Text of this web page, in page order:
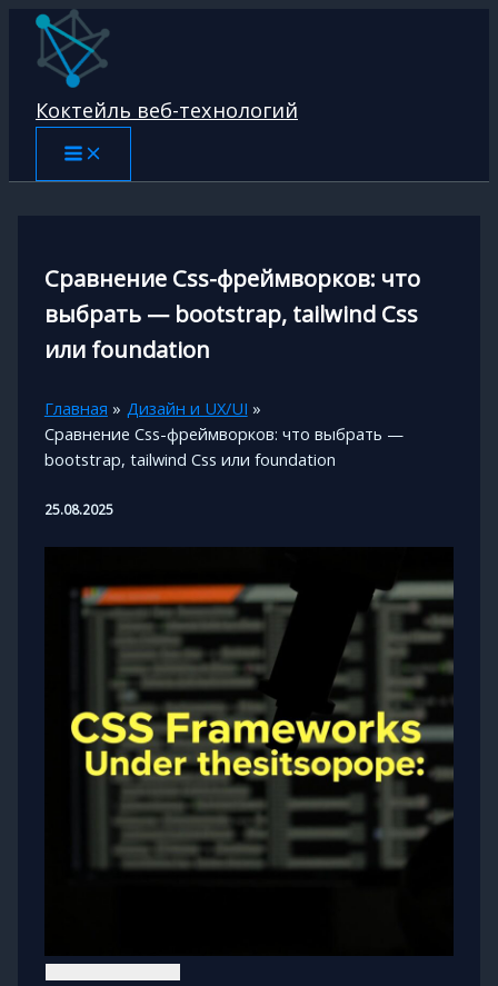
Перейти
содержимому
Коктейль веб-технологий
Сравнение Css-фреймворков: что
выбрать — bootstrap, tailwind Css
или foundation
Главная
Дизайн и UX/UI
Сравнение Css-фреймворков: что выбрать —
bootstrap, tailwind Css или foundation
25.08.2025